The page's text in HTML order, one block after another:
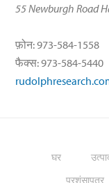
55 Newburgh Road
फ़ोन: 973-584-1558
फैक्स: 973-584-5440
घर
प्रशंसापत्र